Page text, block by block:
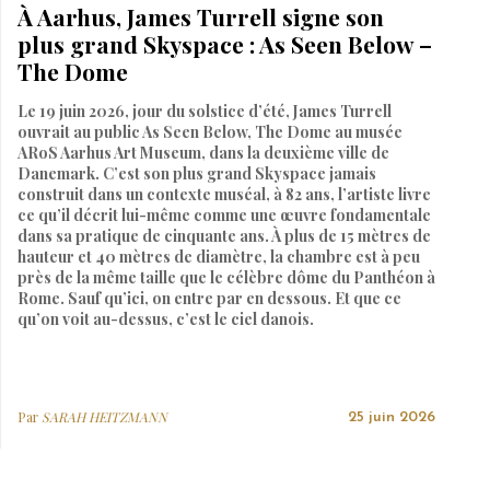
À Aarhus, James Turrell signe son
plus grand Skyspace : As Seen Below –
The Dome
Le 19 juin 2026, jour du solstice d’été, James Turrell
ouvrait au public As Seen Below, The Dome au musée
ARoS Aarhus Art Museum, dans la deuxième ville de
Danemark. C’est son plus grand Skyspace jamais
construit dans un contexte muséal, à 82 ans, l’artiste livre
ce qu’il décrit lui-même comme une œuvre fondamentale
dans sa pratique de cinquante ans. À plus de 15 mètres de
hauteur et 40 mètres de diamètre, la chambre est à peu
près de la même taille que le célèbre dôme du Panthéon à
Rome. Sauf qu’ici, on entre par en dessous. Et que ce
qu’on voit au-dessus, c’est le ciel danois.
Par SARAH HEITZMANN 25 juin 2026